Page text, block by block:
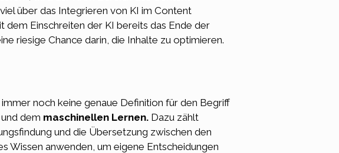
über das Integrieren von KI im Content
dem Einschreiten der KI bereits das Ende der
riesige Chance darin, die Inhalte zu optimieren.
noch keine genaue Definition für den Begriff
dem maschinellen Lernen. Dazu zählt
und die Übersetzung zwischen den
Wissen anwenden, um eigene Entscheidungen